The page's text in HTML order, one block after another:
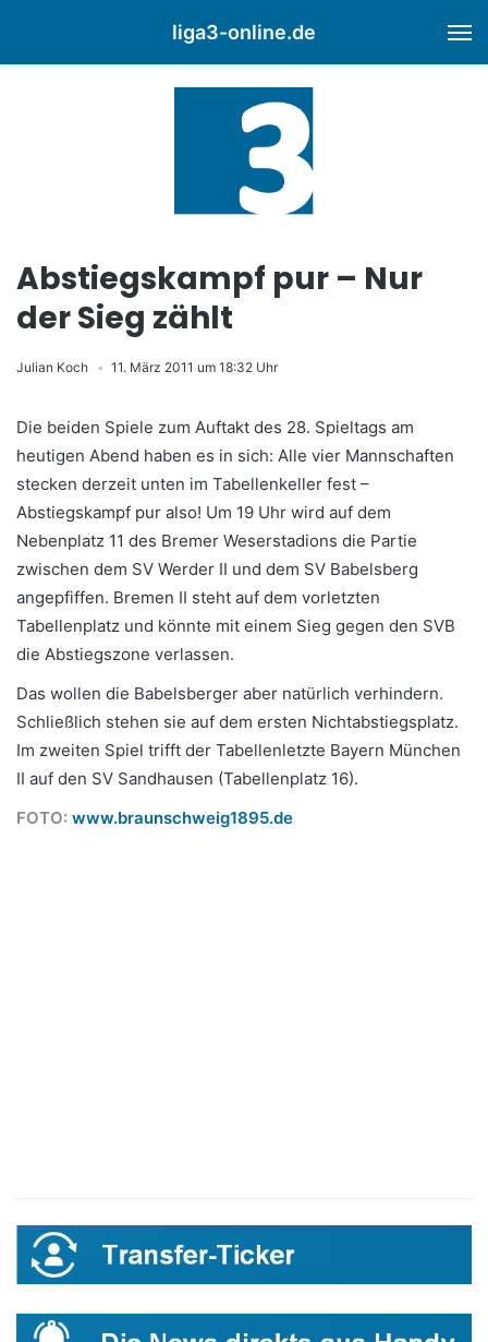
liga3-online.de
Abstiegskampf pur – Nur
der Sieg zählt
Julian Koch 11. März 2011 um 18:32 Uhr
Die beiden Spiele zum Auftakt des 28. Spieltags am
heutigen Abend haben es in sich: Alle vier Mannschaften
stecken derzeit unten im Tabellenkeller fest –
Abstiegskampf pur also! Um 19 Uhr wird auf dem
Nebenplatz 11 des Bremer Weserstadions die Partie
zwischen dem SV Werder II und dem SV Babelsberg
angepfiffen. Bremen II steht auf dem vorletzten
Tabellenplatz und könnte mit einem Sieg gegen den SVB
die Abstiegszone verlassen.
Das wollen die Babelsberger aber natürlich verhindern.
Schließlich stehen sie auf dem ersten Nichtabstiegsplatz.
Im zweiten Spiel trifft der Tabellenletzte Bayern München
II auf den SV Sandhausen (Tabellenplatz 16).
FOTO: www.braunschweig1895.de